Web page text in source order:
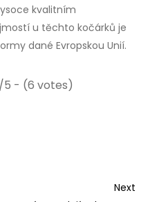
kvalitním
u těchto kočárků je
dané Evropskou Unií.
5 - (6 votes)
Next
Next